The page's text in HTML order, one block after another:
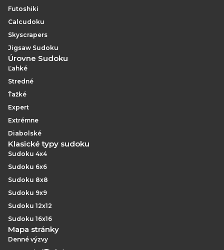
Futoshiki
Calcudoku
Skyscrapers
Jigsaw Sudoku
Úrovne Sudoku
Ľahké
Stredné
Ťažké
Expert
Extrémne
Diabolské
Klasické typy sudoku
Sudoku 4x4
Sudoku 6x6
Sudoku 8x8
Sudoku 9x9
Sudoku 12x12
Sudoku 16x16
Mapa stránky
Denné výzvy